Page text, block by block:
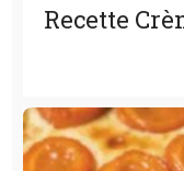
Recette